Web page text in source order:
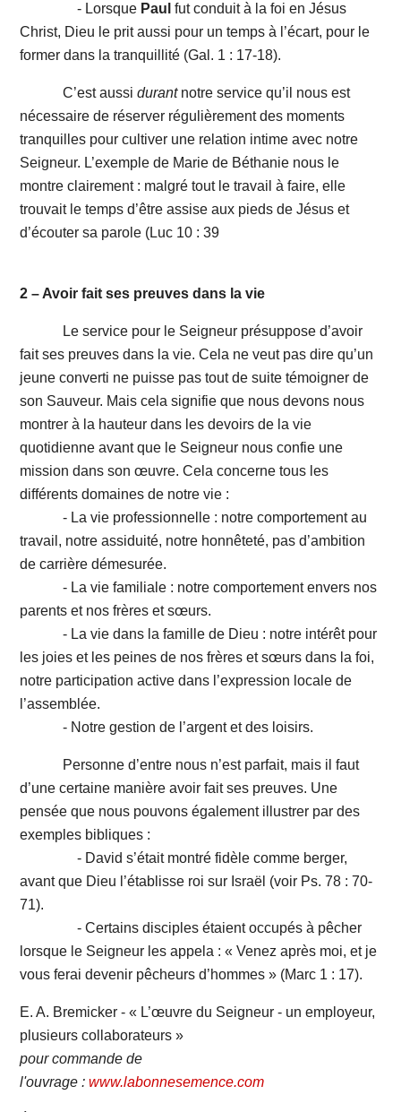
- Lorsque Paulfut conduit à la foi en Jésus
Christ, Dieu le prit aussi pour un temps à l’écart, pour le
former dans la tranquillité (Gal. 1 : 17-18).
C’est aussidurantnotre service qu’il nous est
nécessaire de réserver régulièrement des moments
tranquilles pour cultiver une relation intime avec notre
Seigneur. L’exemple de Marie de Béthanie nous le
montre clairement : malgré tout le travail à faire, elle
trouvait le temps d’être assise aux pieds de Jésus et
d’écouter sa parole (Luc 10 : 39
2 – Avoir fait ses preuves dans la vie
Le service pour le Seigneur présuppose d’avoir
fait ses preuves dans la vie. Cela ne veut pas dire qu’un
jeune converti ne puisse pas tout de suite témoigner de
son Sauveur. Mais cela signifie que nous devons nous
montrer à la hauteur dans les devoirs de la vie
quotidienne avant que le Seigneur nous confie une
mission dans son œuvre. Cela concerne tous les
différents domaines de notre vie :
- La vie professionnelle : notre comportement au
travail, notre assiduité, notre honnêteté, pas d’ambition
de carrière démesurée.
- La vie familiale : notre comportement envers nos
parents et nos frères et sœurs.
- La vie dans la famille de Dieu : notre intérêt pour
les joies et les peines de nos frères et sœurs dans la foi,
notre participation active dans l’expression locale de
l’assemblée.
- Notre gestion de l’argent et des loisirs.
Personne d’entre nous n’est parfait, mais il faut
d’une certaine manière avoir fait ses preuves. Une
pensée que nous pouvons également illustrer par des
exemples bibliques :
- David s’était montré fidèle comme berger,
avant que Dieu l’établisse roi sur Israël (voir Ps. 78 : 70-
71).
- Certains disciples étaient occupés à pêcher
lorsque le Seigneur les appela : « Venez après moi, et je
vous ferai devenir pêcheurs d’hommes » (Marc 1 : 17).
E. A. Bremicker - « L’œuvre du Seigneur - un employeur,
plusieurs collaborateurs »
pourcommande de
l'ouvrage: www.labonnesemence.com